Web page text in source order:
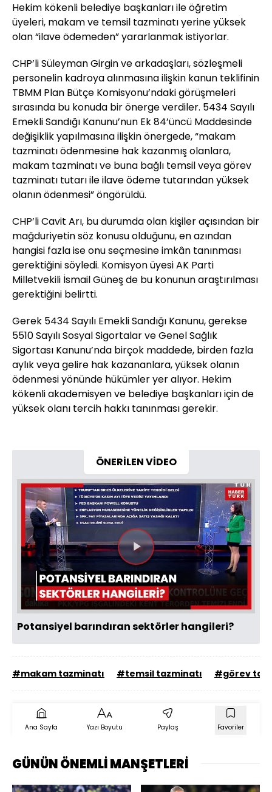
Hekim kökenli belediye başkanları ile öğretim
üyeleri, makam ve temsil tazminatı yerine yüksek
olan “ilave ödemeden” yararlanmak istiyorlar.
CHP’li Süleyman Girgin ve arkadaşları, sözleşmeli
personelin kadroya alınmasına ilişkin kanun teklifinin
TBMM Plan Bütçe Komisyonu’ndaki görüşmeleri
sırasında bu konuda bir önerge verdiler. 5434 Sayılı
Emekli Sandığı Kanunu’nun Ek 84’üncü Maddesinde
değişiklik yapılmasına ilişkin önergede, “makam
tazminatı ödenmesine hak kazanmış olanlara,
makam tazminatı ve buna bağlı temsil veya görev
tazminatı tutarı ile ilave ödeme tutarından yüksek
olanın ödenmesi” öngörüldü.
CHP’li Cavit Arı, bu durumda olan kişiler açısından bir
mağduriyetin söz konusu olduğunu, en azından
hangisi fazla ise onu seçmesine imkân tanınması
gerektiğini söyledi. Komisyon üyesi AK Parti
Milletvekili İsmail Güneş de bu konunun araştırılması
gerektiğini belirtti.
Gerek 5434 Sayılı Emekli Sandığı Kanunu, gerekse
5510 Sayılı Sosyal Sigortalar ve Genel Sağlık
Sigortası Kanunu’nda birçok maddede, birden fazla
aylık veya gelire hak kazananlara, yüksek olanın
ödenmesi yönünde hükümler yer alıyor. Hekim
kökenli akademisyen ve belediye başkanları için de
yüksek olanı tercih hakkı tanınması gerekir.
ÖNERİLEN VİDEO
Videoyu
Oynat
Potansiyel barındıran sektörler hangileri?
#makam tazminatı #temsil tazminatı #görev
Ana Sayfa Yazı Boyutu Paylaş Favoriler
GÜNÜN ÖNEMLİ MANŞETLERİ